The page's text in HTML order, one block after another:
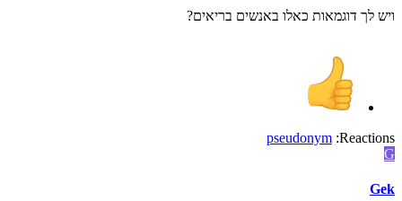
ויש לך דוגמאות כאלו באנשים בריאים?
Reactions:
pseudonym
G
Gek